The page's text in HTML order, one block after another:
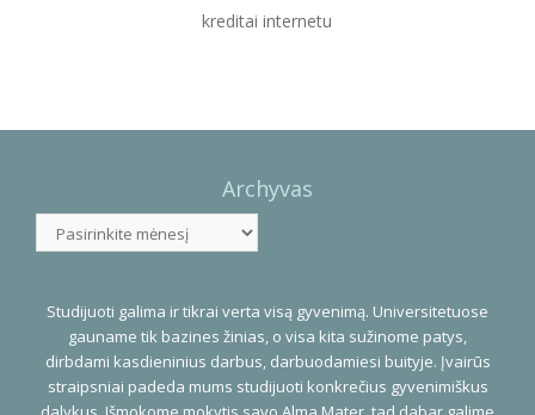
kreditai internetu
Navigation
Archyvas
Studijuoti galima ir tikrai verta visą gyvenimą. Universitetuose
gauname tik bazines žinias, o visa kita sužinome patys,
dirbdami kasdieninius darbus, darbuodamiesi buityje. Įvairūs
straipsniai padeda mums studijuoti konkrečius gyvenimiškus